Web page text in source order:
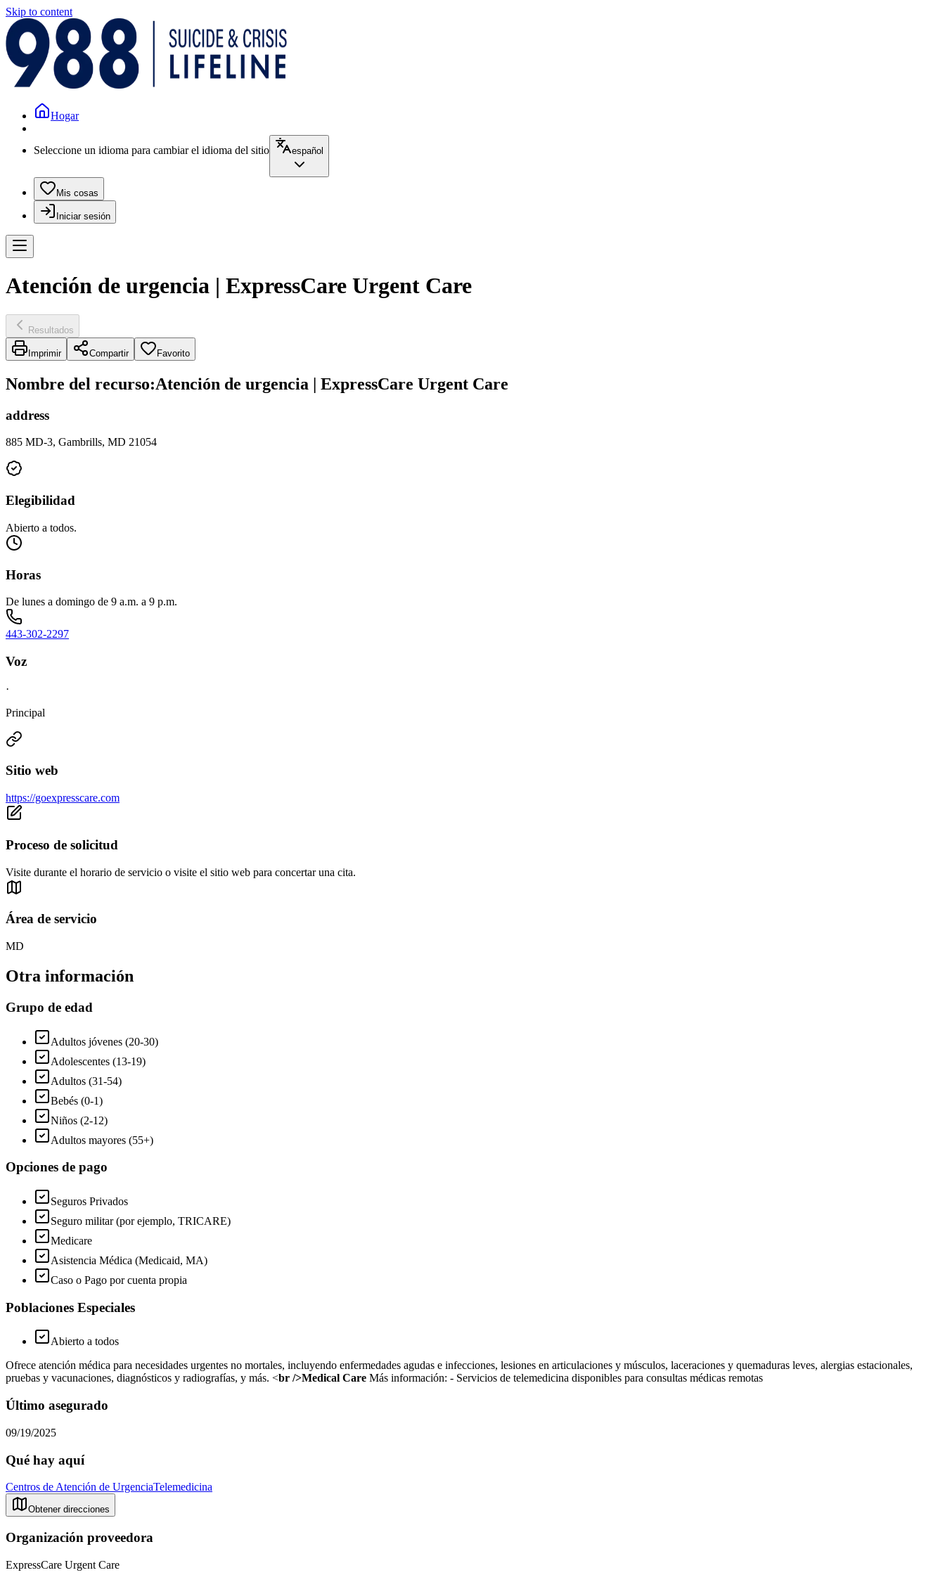
Skip to content
Hogar
Seleccione un idioma para cambiar el idioma del sitio español
Mis cosas
Iniciar sesión
Atención de urgencia | ExpressCare Urgent Care
Resultados
Imprimir Compartir Favorito
Nombre del recurso:Atención de urgencia | ExpressCare Urgent Care
address
885 MD-3, Gambrills, MD 21054
Elegibilidad
Abierto a todos.
Horas
De lunes a domingo de 9 a.m. a 9 p.m.
443-302-2297
Voz
·
Principal
Sitio web
https://goexpresscare.com
Proceso de solicitud
Visite durante el horario de servicio o visite el sitio web para concertar una cita.
Área de servicio
MD
Otra información
Grupo de edad
Adultos jóvenes (20-30)
Adolescentes (13-19)
Adultos (31-54)
Bebés (0-1)
Niños (2-12)
Adultos mayores (55+)
Opciones de pago
Seguros Privados
Seguro militar (por ejemplo, TRICARE)
Medicare
Asistencia Médica (Medicaid, MA)
Caso o Pago por cuenta propia
Poblaciones Especiales
Abierto a todos
Ofrece atención médica para necesidades urgentes no mortales, incluyendo enfermedades agudas e infecciones, lesiones en articulaciones y músculos, laceraciones y quemaduras leves, alergias estacionales,
pruebas y vacunaciones, diagnósticos y radiografías, y más. <br />Medical Care Más información: - Servicios de telemedicina disponibles para consultas médicas remotas
Último asegurado
09/19/2025
Qué hay aquí
Centros de Atención de UrgenciaTelemedicina
Obtener direcciones
Organización proveedora
ExpressCare Urgent Care